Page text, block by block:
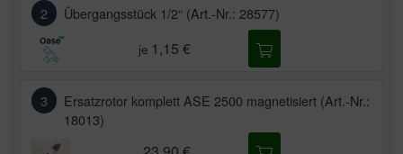
2 Übergangsstück 1/2“ (Art.-Nr.: 28577)
je 1,15 €
3
Ersatzrotor komplett ASE 2500 magnetisiert (Art.-Nr.:
18013)